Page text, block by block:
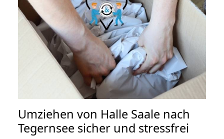
Umziehen von Halle Saale nach
Tegernsee sicher und stressfrei